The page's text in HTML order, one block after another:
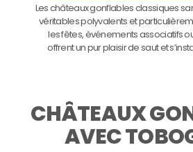
Les châteaux gonflables classiques
véritables polyvalents et
les fêtes, événements associatifs
offrent un pur plaisir de saut et
CHÂTEAUX
AVEC